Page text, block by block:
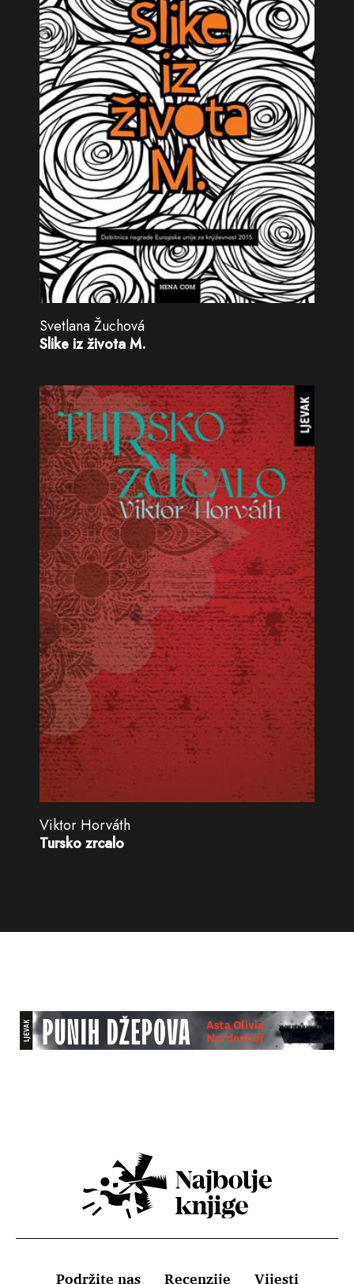
Svetlana Žuchová
Slike iz života M.
Viktor Horváth
Tursko zrcalo
Podržite nas Recenzije Vijesti